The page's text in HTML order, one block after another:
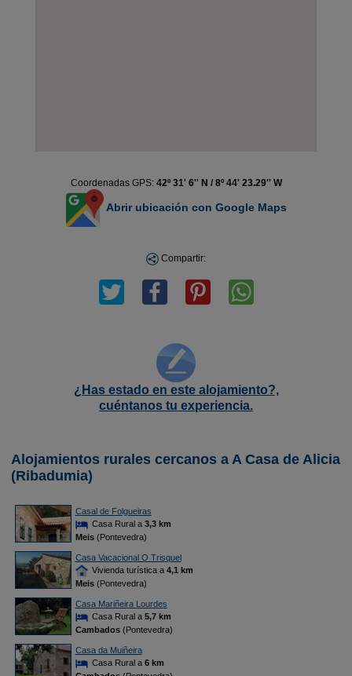
Coordenadas GPS: 42º 31' 6'' N / 8º 44' 23.29'' W
Abrir ubicación con Google Maps
Compartir:
¿Has estado en este alojamiento?,
cuéntanos tu experiencia.
Alojamientos rurales cercanos a A Casa de Alicia
(Ribadumia)
Casal de Folgueiras
Casa Rural a 3,3 km
Meis(Pontevedra)
Casa Vacacional O Trisquel
Vivienda turística a 4,1 km
Meis(Pontevedra)
Casa Mariñeira Lourdes
Casa Rural a 5,7 km
Cambados(Pontevedra)
Casa da Muiñeira
Casa Rural a 6 km